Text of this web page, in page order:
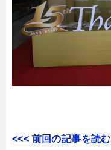
<<< 前回の記事を読む